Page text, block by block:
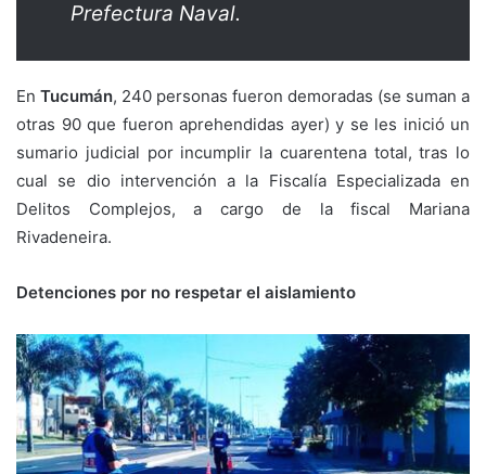
Prefectura Naval.
En Tucumán, 240 personas fueron demoradas (se suman a
otras 90 que fueron aprehendidas ayer) y se les inició un
sumario judicial por incumplir la cuarentena total, tras lo
cual se dio intervención a la Fiscalía Especializada en
Delitos Complejos, a cargo de la fiscal Mariana
Rivadeneira.
Detenciones por no respetar el aislamiento